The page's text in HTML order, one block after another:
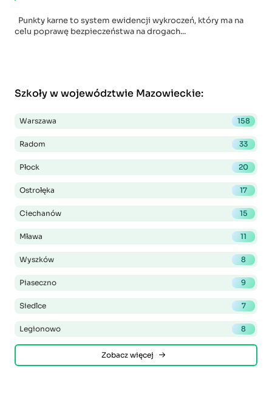
Punkty karne to system ewidencji wykroczeń, który ma na
celu poprawę bezpieczeństwa na drogach...
Szkoły w województwie Mazowieckie:
Warszawa 158
Radom 33
Płock 20
Ostrołęka 17
Ciechanów 15
Mława 11
Wyszków 8
Piaseczno 9
Siedlce 7
Legionowo 8
Zobacz więcej